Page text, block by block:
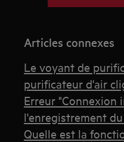
Articles connexes
Le voyant de
purificateur d'air
Erreur "Connexion
l'enregistrement
Quelle est la